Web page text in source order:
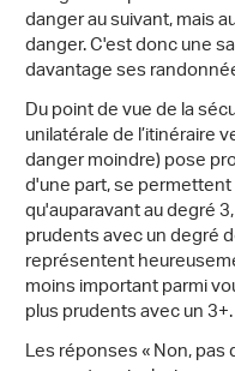
danger au suivant, mais
danger. C'est donc une
davantage ses
Du point de vue de la
unilatérale de l’itinéraire
danger moindre) pose
d'une part, se
qu'auparavant au degré
prudents avec un degré
représentent
moins important parmi
plus prudents avec un 3+.
Les réponses « Non,